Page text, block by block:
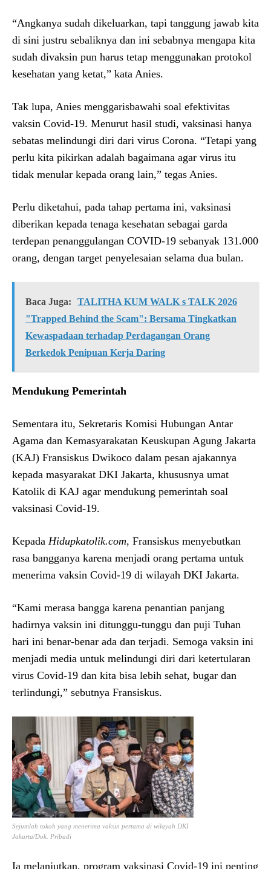
“Angkanya sudah dikeluarkan, tapi tanggung jawab kita
di sini justru sebaliknya dan ini sebabnya mengapa kita
sudah divaksin pun harus tetap menggunakan protokol
kesehatan yang ketat,” kata Anies.
Tak lupa, Anies menggarisbawahi soal efektivitas
vaksin Covid-19. Menurut hasil studi, vaksinasi hanya
sebatas melindungi diri dari virus Corona. “Tetapi yang
perlu kita pikirkan adalah bagaimana agar virus itu
tidak menular kepada orang lain,” tegas Anies.
Perlu diketahui, pada tahap pertama ini, vaksinasi
diberikan kepada tenaga kesehatan sebagai garda
terdepan penanggulangan COVID-19 sebanyak 131.000
orang, dengan target penyelesaian selama dua bulan.
Baca Juga:
TALITHA KUM WALK s TALK 2026
"Trapped Behind the Scam": Bersama Tingkatkan
Kewaspadaan terhadap Perdagangan Orang
Berkedok Penipuan Kerja Daring
Mendukung Pemerintah
Sementara itu, Sekretaris Komisi Hubungan Antar
Agama dan Kemasyarakatan Keuskupan Agung Jakarta
(KAJ) Fransiskus Dwikoco dalam pesan ajakannya
kepada masyarakat DKI Jakarta, khususnya umat
Katolik di KAJ agar mendukung pemerintah soal
vaksinasi Covid-19.
Kepada Hidupkatolik.com, Fransiskus menyebutkan
rasa bangganya karena menjadi orang pertama untuk
menerima vaksin Covid-19 di wilayah DKI Jakarta.
“Kami merasa bangga karena penantian panjang
hadirnya vaksin ini ditunggu-tunggu dan puji Tuhan
hari ini benar-benar ada dan terjadi. Semoga vaksin ini
menjadi media untuk melindungi diri dari ketertularan
virus Covid-19 dan kita bisa lebih sehat, bugar dan
terlindungi,” sebutnya Fransiskus.
Sejumlah tokoh yang menerima vaksin pertama di wilayah DKI
Jakarta/Dok. Pribadi
Ia melanjutkan, program vaksinasi Covid-19 ini penting